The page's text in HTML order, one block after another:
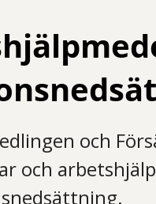
och
och